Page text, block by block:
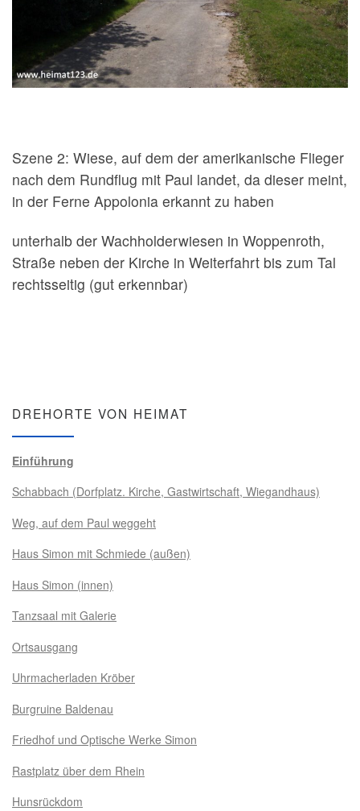
Szene 2: Wiese, auf dem der amerikanische Flieger
nach dem Rundflug mit Paul landet, da dieser meint,
in der Ferne Appolonia erkannt zu haben
unterhalb der Wachholderwiesen in Woppenroth,
Straße neben der Kirche in Weiterfahrt bis zum Tal
rechtsseitig (gut erkennbar)
DREHORTE VON HEIMAT
Einführung
Schabbach (Dorfplatz. Kirche, Gastwirtschaft, Wiegandhaus)
Weg, auf dem Paul weggeht
Haus Simon mit Schmiede (außen)
Haus Simon (innen)
Tanzsaal mit Galerie
Ortsausgang
Uhrmacherladen Kröber
Burgruine Baldenau
Friedhof und Optische Werke Simon
Rastplatz über dem Rhein
Hunsrückdom